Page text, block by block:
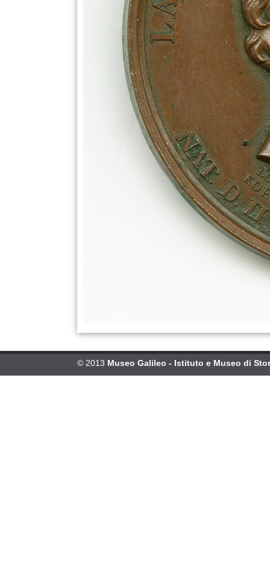
© 2013 Museo Galileo - Istituto e Museo di